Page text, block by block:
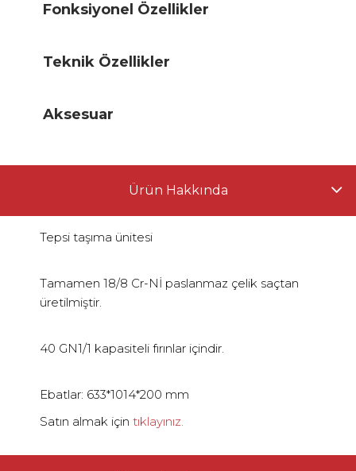
Fonksiyonel Özellikler
Teknik Özellikler
Aksesuar
Ürün Hakkında
Tepsi taşıma ünitesi
Tamamen 18/8 Cr-Nİ paslanmaz çelik saçtan
üretilmiştir.
40 GN1/1 kapasiteli fırınlar içindir.
Ebatlar: 633*1014*200 mm
Satın almak için tıklayınız.